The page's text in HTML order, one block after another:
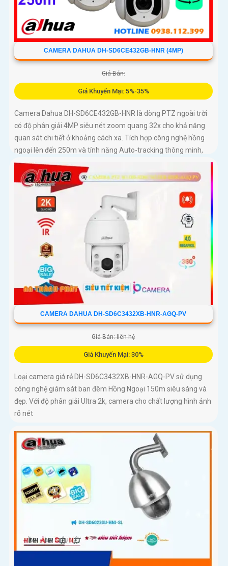
CAMERA DAHUA DH-SD6CE432GB-HNR (4MP)
Giá Bán:
Giá Khuyến Mại: 5%-35%
Camera Dahua DH-SD6CE432GB-HNR là dòng PTZ ngoài trời
có độ phân giải 4MP siêu nét zoom quang 32x cho khả năng
quan sát chi tiết ở khoảng cách xa. Tích hợp công nghệ hồng
ngoại lên đến 250m và tính năng Auto-tracking thông minh,
camera dễ dàng phát hiện và tự động theo dõi mục tiêu
chuyển động
CAMERA DAHUA DH-SD6C3432XB-HNR-AGQ-PV
Giá Bán: liên hệ
Giá Khuyến Mại: 30%
Loại camera giá rẻ DH-SD6C3432XB-HNR-AGQ-PV sử dụng
công nghệ giám sát ban đêm Hồng Ngoại 150m siêu sáng và
đẹp. Với độ phân giải Ultra 2k, camera cho chất lượng hình ảnh
rõ nét